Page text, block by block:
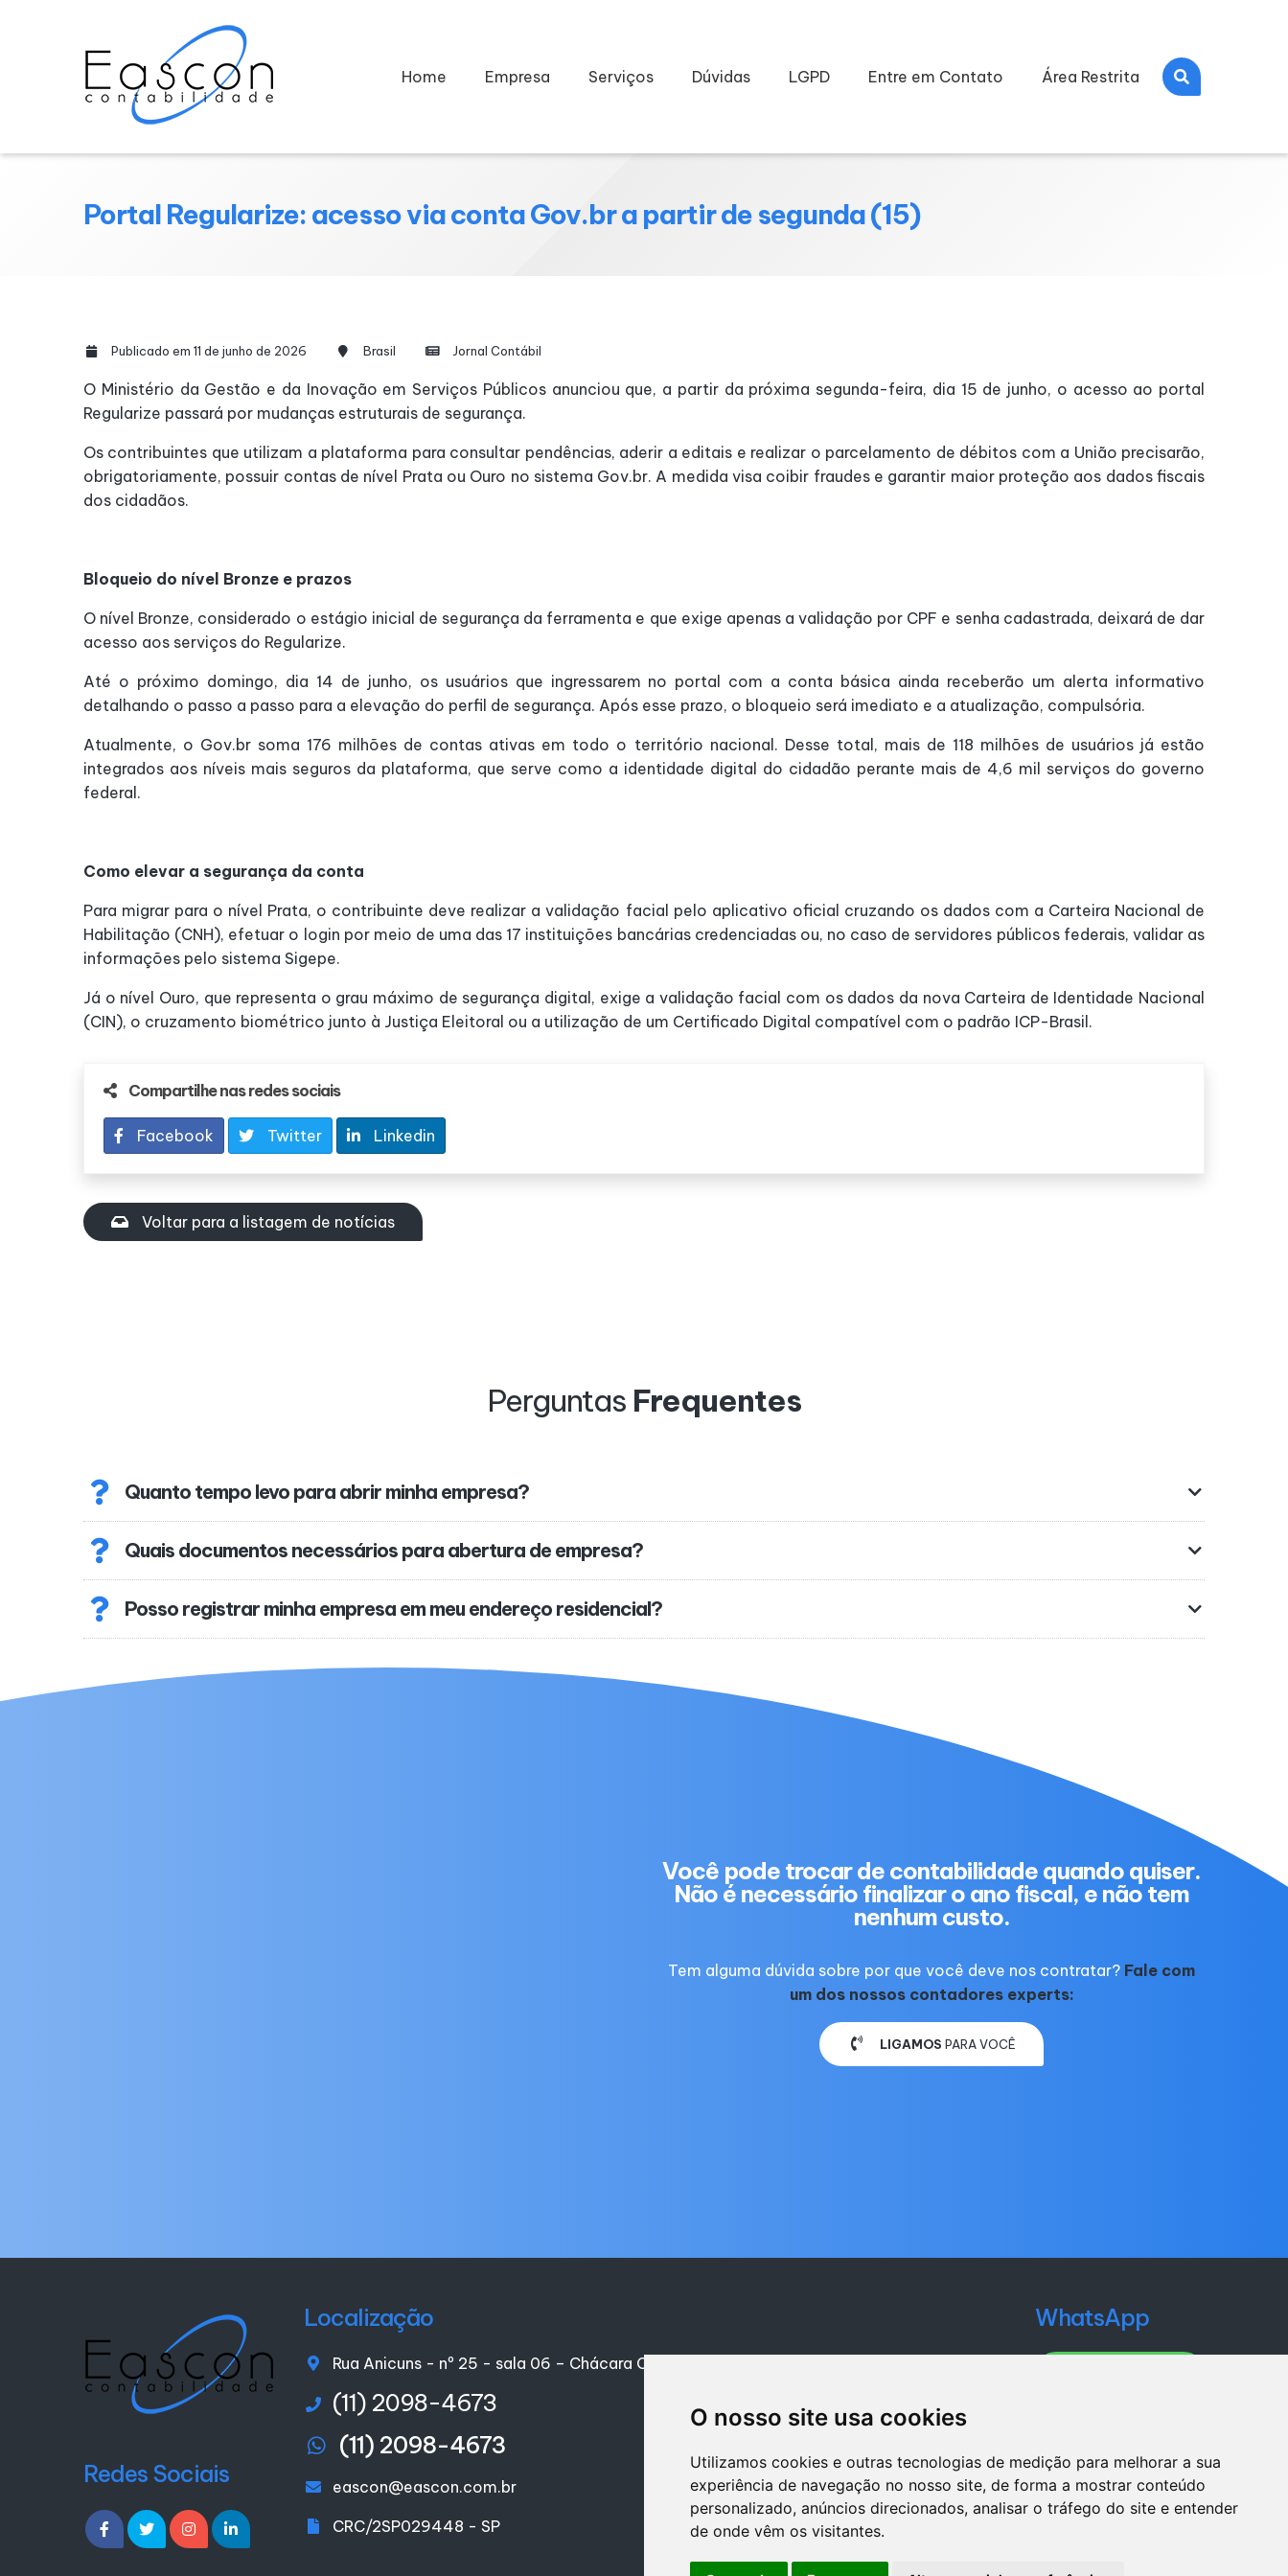
O nosso site usa cookies
Utilizamos cookies e outras tecnologias de medição para melhorar a sua
experiência de navegação no nosso site, de forma a mostrar conteúdo
personalizado, anúncios direcionados, analisar o tráfego do site e entender
de onde vêm os visitantes.
Home Empresa Serviços Dúvidas LGPD Entre em Contato Área Restrita
Portal Regularize: acesso via conta Gov.br a partir de segunda (15)
Publicado em 11 de junho de 2026 Brasil Jornal Contábil
O Ministério da Gestão e da Inovação em Serviços Públicos anunciou que, a partir da próxima segunda-feira, dia 15 de junho, o acesso ao portal
Regularize passará por mudanças estruturais de segurança.
Os contribuintes que utilizam a plataforma para consultar pendências, aderir a editais e realizar o parcelamento de débitos com a União precisarão,
obrigatoriamente, possuir contas de nível Prata ou Ouro no sistema Gov.br. A medida visa coibir fraudes e garantir maior proteção aos dados fiscais
dos cidadãos.
Bloqueio do nível Bronze e prazos
O nível Bronze, considerado o estágio inicial de segurança da ferramenta e que exige apenas a validação por CPF e senha cadastrada, deixará de dar
acesso aos serviços do Regularize.
Até o próximo domingo, dia 14 de junho, os usuários que ingressarem no portal com a conta básica ainda receberão um alerta informativo
detalhando o passo a passo para a elevação do perfil de segurança. Após esse prazo, o bloqueio será imediato e a atualização, compulsória.
Atualmente, o Gov.br soma 176 milhões de contas ativas em todo o território nacional. Desse total, mais de 118 milhões de usuários já estão
integrados aos níveis mais seguros da plataforma, que serve como a identidade digital do cidadão perante mais de 4,6 mil serviços do governo
federal.
Como elevar a segurança da conta
Para migrar para o nível Prata, o contribuinte deve realizar a validação facial pelo aplicativo oficial cruzando os dados com a Carteira Nacional de
Habilitação (CNH), efetuar o login por meio de uma das 17 instituições bancárias credenciadas ou, no caso de servidores públicos federais, validar as
informações pelo sistema Sigepe.
Já o nível Ouro, que representa o grau máximo de segurança digital, exige a validação facial com os dados da nova Carteira de Identidade Nacional
(CIN), o cruzamento biométrico junto à Justiça Eleitoral ou a utilização de um Certificado Digital compatível com o padrão ICP-Brasil.
Compartilhe nas redes sociais
Facebook Twitter Linkedin
Voltar para a listagem de notícias
Perguntas Frequentes
Quanto tempo levo para abrir minha empresa?
Quais documentos necessários para abertura de empresa?
Posso registrar minha empresa em meu endereço residencial?
Você pode trocar de contabilidade quando quiser.
Não é necessário finalizar o ano fiscal, e não tem
nenhum custo.
Tem alguma dúvida sobre por que você deve nos contratar? Fale com
um dos nossos contadores experts:
LIGAMOS PARA VOCÊ
Redes Sociais
Localização
Rua Anicuns - nº 25 - sala 06 – Chácara Califórnia – São Paulo/SP – CEP. 03402-015
(11) 2098-4673
(11) 2098-4673
eascon@eascon.com.br
CRC/2SP029448 - SP
WhatsApp